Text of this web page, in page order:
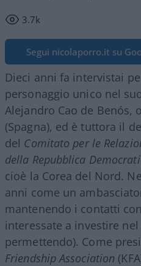
3.7k
Segui nicolaporro.it su
Dieci anni fa intervistai
personaggio unico nel
Alejandro Cao de Benós,
(Spagna), ed è tuttora il
del Comitato per le
della Repubblica
cioè la Corea del Nord.
anni come un
mantenendo i contatti
interessate a investire nel
permettendo). Come
Friendship Association